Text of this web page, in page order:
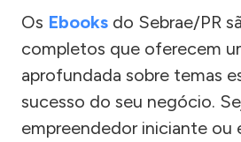
Os Ebooks do Sebrae/PR
completos que oferecem
aprofundada sobre temas
sucesso do seu negócio.
empreendedor iniciante ou